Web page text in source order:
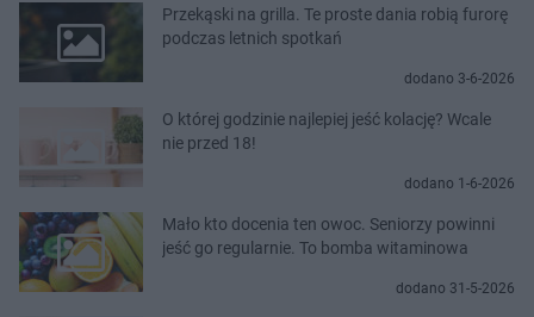
Przekąski na grilla. Te proste dania robią furorę
podczas letnich spotkań
dodano 3-6-2026
O której godzinie najlepiej jeść kolację? Wcale
nie przed 18!
dodano 1-6-2026
Mało kto docenia ten owoc. Seniorzy powinni
jeść go regularnie. To bomba witaminowa
dodano 31-5-2026